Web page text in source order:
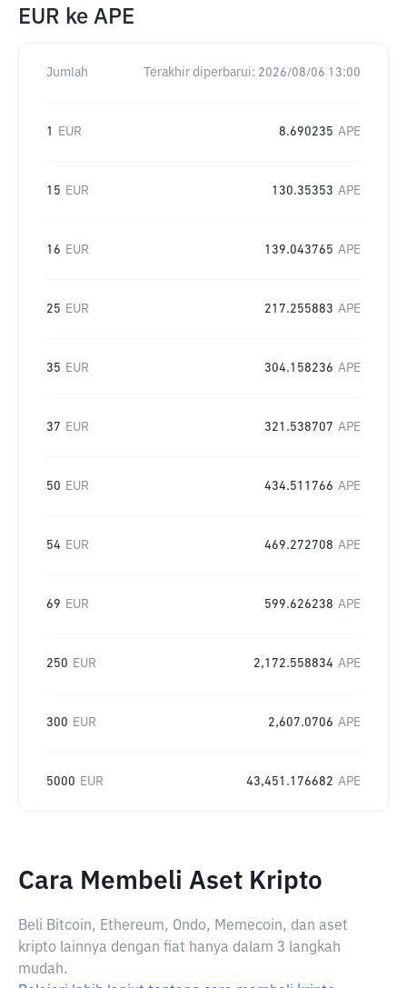
EUR ke APE
Jumlah Terakhir diperbarui: 2026/08/06 13:00
1 EUR 8.690235 APE
15 EUR 130.35353 APE
16 EUR 139.043765 APE
25 EUR 217.255883 APE
35 EUR 304.158236 APE
37 EUR 321.538707 APE
50 EUR 434.511766 APE
54 EUR 469.272708 APE
69 EUR 599.626238 APE
250 EUR 2,172.558834 APE
300 EUR 2,607.0706 APE
5000 EUR 43,451.176682 APE
Cara Membeli Aset Kripto
Beli Bitcoin, Ethereum, Ondo, Memecoin, dan aset
kripto lainnya dengan fiat hanya dalam 3 langkah
mudah.